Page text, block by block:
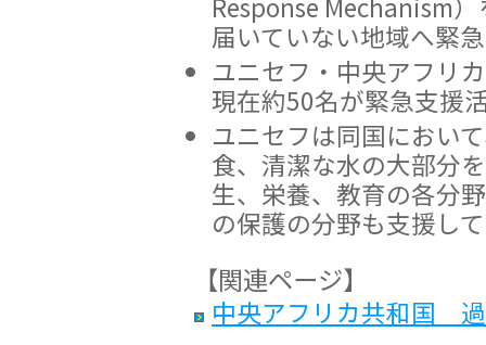
届いていない地域へ緊
ユニセフ・中央アフリ
現在約50名が緊急支援
ユニセフは同国におい
食、清潔な水の大部分
生、栄養、教育の各分
の保護の分野も支援し
【関連ページ】
中央アフリカ共和国